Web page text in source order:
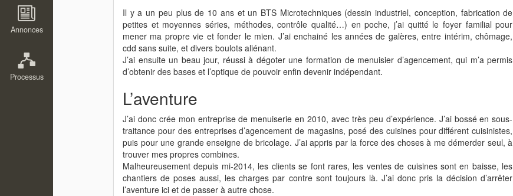
Annonces
Processus
Il y a un peu plus de 10 ans et un BTS Microtechniques (dessin industriel, conception, fabrication de
petites et moyennes séries, méthodes, contrôle qualité…) en poche, j’ai quitté le foyer familial pour
mener ma propre vie et fonder le mien. J’ai enchainé les années de galères, entre intérim, chômage,
cdd sans suite, et divers boulots aliénant.
J’ai ensuite un beau jour, réussi à dégoter une formation de menuisier d’agencement, qui m’a permis
d’obtenir des bases et l’optique de pouvoir enfin devenir indépendant.
L’aventure
J’ai donc crée mon entreprise de menuiserie en 2010, avec très peu d’expérience. J’ai bossé en sous-
traitance pour des entreprises d’agencement de magasins, posé des cuisines pour différent cuisinistes,
puis pour une grande enseigne de bricolage. J’ai appris par la force des choses à me démerder seul, à
trouver mes propres combines.
Malheureusement depuis mi-2014, les clients se font rares, les ventes de cuisines sont en baisse, les
chantiers de poses aussi, les charges par contre sont toujours là. J’ai donc pris la décision d’arrêter
l’aventure ici et de passer à autre chose.